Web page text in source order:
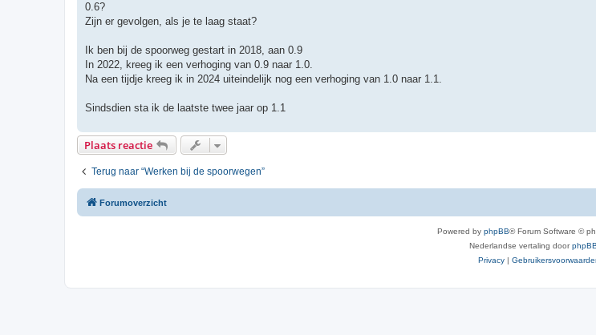
0.6?
Zijn er gevolgen, als je te laag staat?
Ik ben bij de spoorweg gestart in 2018, aan 0.9
In 2022, kreeg ik een verhoging van 0.9 naar 1.0.
Na een tijdje kreeg ik in 2024 uiteindelijk nog een verhoging van 1.0 naar 1.1.
Sindsdien sta ik de laatste twee jaar op 1.1
Plaats reactie
Terug naar “Werken bij de spoorwegen”
Forumoverzicht
Powered by phpBB® Forum Software ©
Nederlandse vertaling door
Privacy |